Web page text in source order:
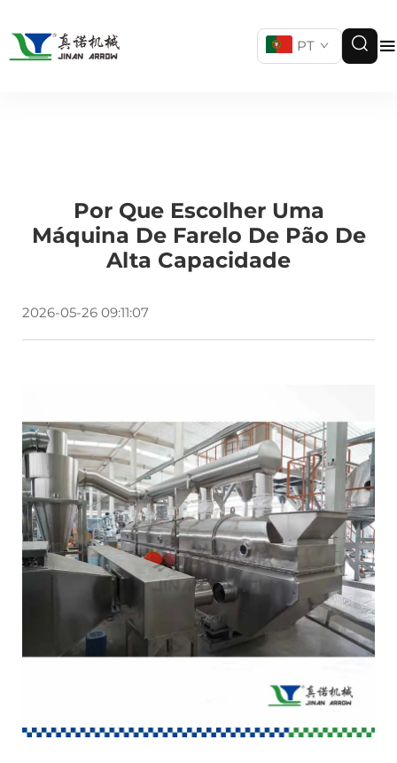
PT
Por Que Escolher Uma
Máquina De Farelo De Pão De
Alta Capacidade
2026-05-26 09:11:07